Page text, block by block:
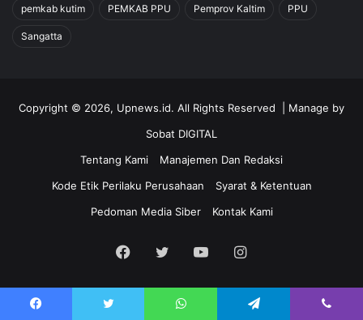
pemkab kutim PEMKAB PPU Pemprov Kaltim PPU
Sangatta
Copyright © 2026, Upnews.id. All Rights Reserved | Manage by
Sobat DIGITAL
Tentang Kami
Manajemen Dan Redaksi
Kode Etik Perilaku Perusahaan
Syarat & Ketentuan
Pedoman Media Siber
Kontak Kami
Facebook
Twitter YouTubeInstagram